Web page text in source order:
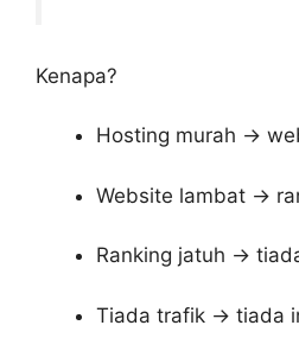
Kenapa?
Hosting murah →
Website lambat →
Ranking jatuh →
Tiada trafik → tiada